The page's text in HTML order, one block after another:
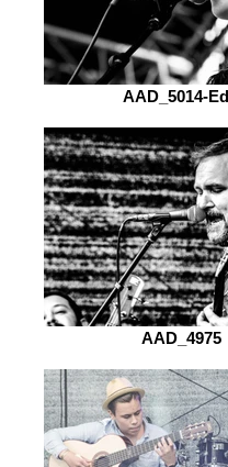
AAD_5014-
AAD_4975